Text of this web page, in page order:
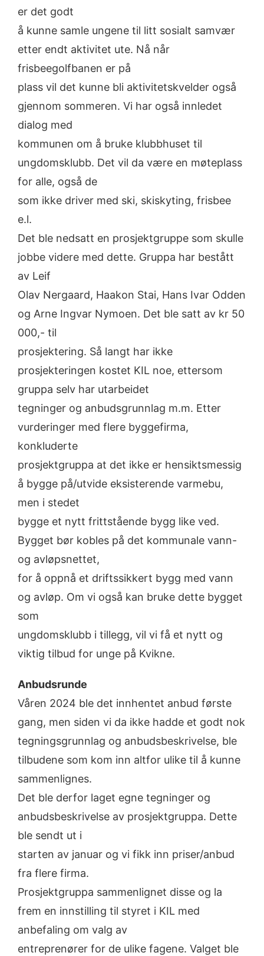
er det godt
å kunne samle ungene til litt sosialt samvær
etter endt aktivitet ute. Nå når
frisbeegolfbanen er på
plass vil det kunne bli aktivitetskvelder også
gjennom sommeren. Vi har også innledet
dialog med
kommunen om å bruke klubbhuset til
ungdomsklubb. Det vil da være en møteplass
for alle, også de
som ikke driver med ski, skiskyting, frisbee
e.l.
Det ble nedsatt en prosjektgruppe som skulle
jobbe videre med dette. Gruppa har bestått
av Leif
Olav Nergaard, Haakon Stai, Hans Ivar Odden
og Arne Ingvar Nymoen. Det ble satt av kr 50
000,- til
prosjektering. Så langt har ikke
prosjekteringen kostet KIL noe, ettersom
gruppa selv har utarbeidet
tegninger og anbudsgrunnlag m.m. Etter
vurderinger med flere byggefirma,
konkluderte
prosjektgruppa at det ikke er hensiktsmessig
å bygge på/utvide eksisterende varmebu,
men i stedet
bygge et nytt frittstående bygg like ved.
Bygget bør kobles på det kommunale vann-
og avløpsnettet,
for å oppnå et driftssikkert bygg med vann
og avløp. Om vi også kan bruke dette bygget
som
ungdomsklubb i tillegg, vil vi få et nytt og
viktig tilbud for unge på Kvikne.
Anbudsrunde
Våren 2024 ble det innhentet anbud første
gang, men siden vi da ikke hadde et godt nok
tegningsgrunnlag og anbudsbeskrivelse, ble
tilbudene som kom inn altfor ulike til å kunne
sammenlignes.
Det ble derfor laget egne tegninger og
anbudsbeskrivelse av prosjektgruppa. Dette
ble sendt ut i
starten av januar og vi fikk inn priser/anbud
fra flere firma.
Prosjektgruppa sammenlignet disse og la
frem en innstilling til styret i KIL med
anbefaling om valg av
entreprenører for de ulike fagene. Valget ble